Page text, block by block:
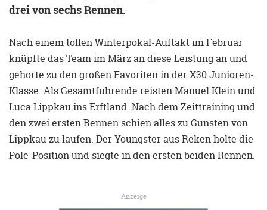
drei von sechs Rennen.
Nach einem tollen Winterpokal-Auftakt im Februar
knüpfte das Team im März an diese Leistung an und
gehörte zu den großen Favoriten in der X30 Junioren-
Klasse. Als Gesamtführende reisten Manuel Klein und
Luca Lippkau ins Erftland. Nach dem Zeittraining und
den zwei ersten Rennen schien alles zu Gunsten von
Lippkau zu laufen. Der Youngster aus Reken holte die
Pole-Position und siegte in den ersten beiden Rennen.
Anzeige